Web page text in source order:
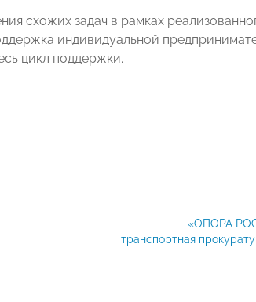
схожих задач в рамках
индивидуальной
цикл поддержки.
«ОПОРА
транспортная